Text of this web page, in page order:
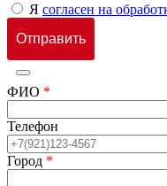
Я согласен на
ФИО *
Телефон
Город *